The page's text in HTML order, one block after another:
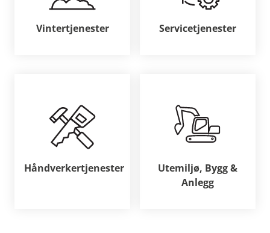
Vintertjenester Servicetjenester
Håndverkertjenester
Utemiljø, Bygg &
Anlegg